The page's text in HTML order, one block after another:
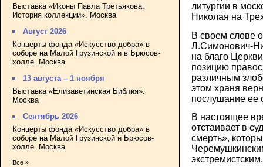
Выставка «Иконы Павла Третьякова.
История коллекции». Москва
Август 2026
Концерты фонда «Искусство добра» в
соборе на Малой Грузинской и в Брюсов-
холле. Москва
13 августа – 1 ноября
Выставка «Елизаветинская Библия».
Москва
Сентябрь 2026
Концерты фонда «Искусство добра» в
соборе на Малой Грузинской и Брюсов-
холле. Москва
Все »
литургии в
Николая на
В своем слове
Л.Симонович-
на благо
позицию
различным
этом храня
послушание ее
В настоящее
отстаивает в
смерть»,
экстремистским.